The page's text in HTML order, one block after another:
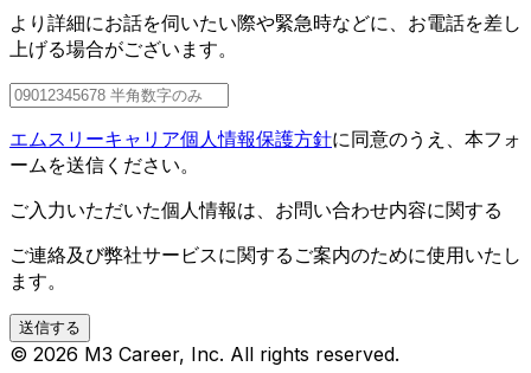
より詳細にお話を伺いたい際や緊急時などに、お電話を差し
上げる場合がございます。
エムスリーキャリア個人情報保護方針に同意のうえ、本フォ
ームを送信ください。
ご入力いただいた個人情報は、お問い合わせ内容に関する
ご連絡及び弊社サービスに関するご案内のために使用いたし
ます。
送信する
© 2026 M3 Career, Inc. All rights reserved.